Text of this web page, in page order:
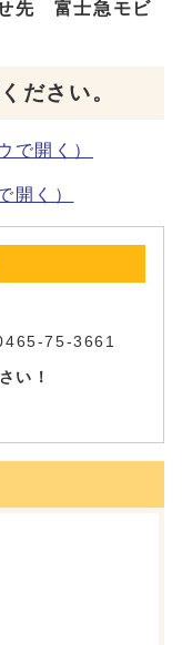
せ先 富士急モビ
ださい。
で開く）
開く）
75-3661
い！